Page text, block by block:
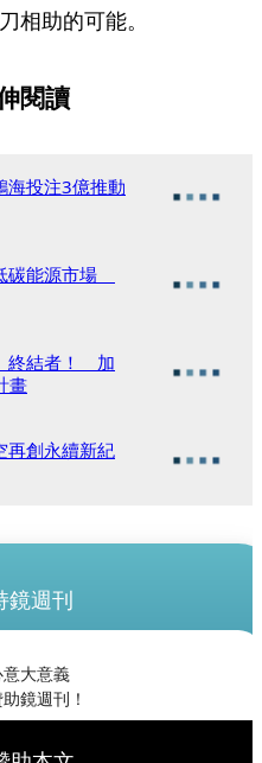
相助的可能。
閱讀
投注3億推動
碳能源市場
終結者！ 加
畫
創永續新紀
鏡週刊
大意義
鏡週刊！